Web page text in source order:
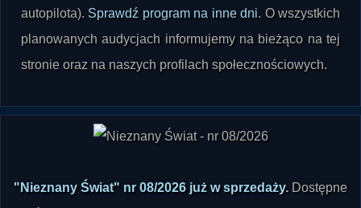
planowanych audycjach informujemy na bieżąco na tej
stronie oraz na naszych profilach społecznościowych.
również wydanie elektroniczne! Zachęcamy także do